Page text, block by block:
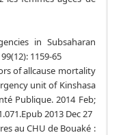
in Subsaharan
1159-65
of allcause mortality
unit of Kinshasa
Publique. 2014 Feb;
2013 Dec 27
au CHU de Bouaké :